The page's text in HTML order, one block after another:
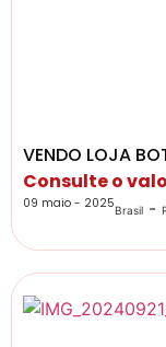
VENDO LOJA
Consulte o
09 maio - 2025Brasil -